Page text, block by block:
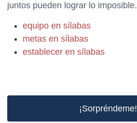
juntos pueden lograr lo imposible.
equipo en sílabas
metas en sílabas
establecer en sílabas
¡Sorpréndeme!